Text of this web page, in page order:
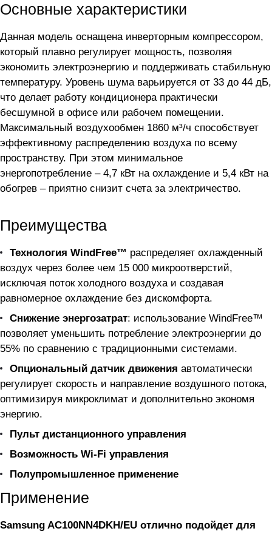
Основные характеристики
Данная модель оснащена инверторным компрессором,
который плавно регулирует мощность, позволяя
экономить электроэнергию и поддерживать стабильную
температуру. Уровень шума варьируется от 33 до 44 дБ,
что делает работу кондиционера практически
бесшумной в офисе или рабочем помещении.
Максимальный воздухообмен 1860 м³/ч способствует
эффективному распределению воздуха по всему
пространству. При этом минимальное
энергопотребление – 4,7 кВт на охлаждение и 5,4 кВт на
обогрев – приятно снизит счета за электричество.
Преимущества
Технология WindFree™ распределяет охлажденный
воздух через более чем 15 000 микроотверстий,
исключая поток холодного воздуха и создавая
равномерное охлаждение без дискомфорта.
Снижение энергозатрат: использование WindFree™
позволяет уменьшить потребление электроэнергии до
55% по сравнению с традиционными системами.
Опциональный датчик движения автоматически
регулирует скорость и направление воздушного потока,
оптимизируя микроклимат и дополнительно экономя
энергию.
Пульт дистанционного управления
Возможность Wi-Fi управления
Полупромышленное применение
Применение
Samsung AC100NN4DKH/EU отлично подойдет для